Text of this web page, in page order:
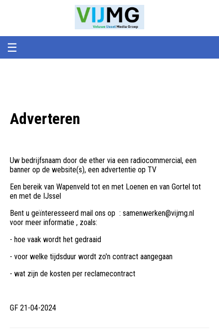
☰
Adverteren
Uw bedrijfsnaam door de ether via een radiocommercial, een
banner op de website(s), een advertentie op TV
Een bereik van Wapenveld tot en met Loenen en van Gortel tot
en met de IJssel
Bent u geïnteresseerd mail ons op : samenwerken@vijmg.nl
voor meer informatie , zoals:
- hoe vaak wordt het gedraaid
- voor welke tijdsduur wordt zo'n contract aangegaan
- wat zijn de kosten per reclamecontract
GF 21-04-2024